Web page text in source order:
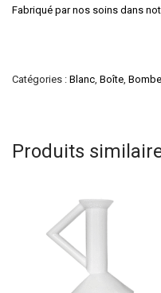
Fabriqué par nos soins dans
Catégories : Blanc Boîte
Produits